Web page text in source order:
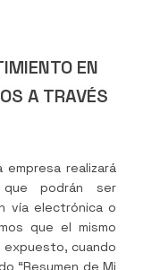
EN
A TRAVÉS
empresa realizará
podrán ser
vía electrónica o
que el mismo
expuesto, cuando
“Resumen de Mi